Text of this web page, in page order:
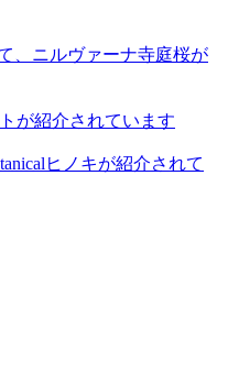
、ニルヴァーナ寺庭桜が
が紹介されています
ヒノキが紹介されて